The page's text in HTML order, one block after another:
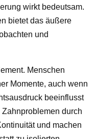
wirkt bedeutsam.
bietet das äußere
und
Menschen
Momente, auch wenn
beeinflusst
durch
und machen